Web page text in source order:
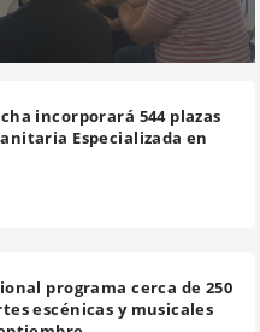
incorporará 544 plazas
Especializada en
programa cerca de 250
escénicas y musicales